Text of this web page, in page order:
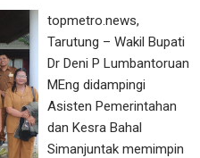
topmetro.news,
Tarutung – Wakil Bupati
Dr Deni P Lumbantoruan
MEng didampingi
Asisten Pemerintahan
dan Kesra Bahal
Simanjuntak memimpin